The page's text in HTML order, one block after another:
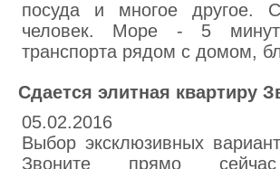
посуда и многое другое.
человек. Море - 5 минут
транспорта рядом с домом,
Сдается элитная квартиру
05.02.2016
Выбор эксклюзивных
Звоните прямо сейчас